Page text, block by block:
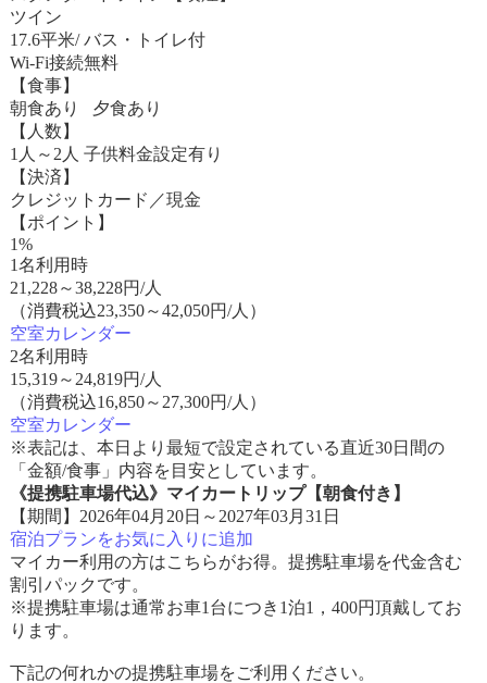
ツイン
17.6平米/ バス・トイレ付
Wi-Fi接続無料
【食事】
朝食あり 夕食あり
【人数】
1人～2人 子供料金設定有り
【決済】
クレジットカード／現金
【ポイント】
1%
1名利用時
21,228～38,228円/人
（消費税込23,350～42,050円/人）
空室カレンダー
2名利用時
15,319～ 24,819円/人
（消費税込16,850～27,300円/人）
空室カレンダー
※表記は、本日より最短で設定されている直近30日間の
「金額/食事」内容を目安としています。
《提携駐車場代込》マイカートリップ【朝食付き】
【期間】2026年04月20日～2027年03月31日
宿泊プランをお気に入りに追加
マイカー利用の方はこちらがお得。提携駐車場を代金含む
割引パックです。
※提携駐車場は通常お車1台につき1泊1，400円頂戴してお
ります。
下記の何れかの提携駐車場をご利用ください。